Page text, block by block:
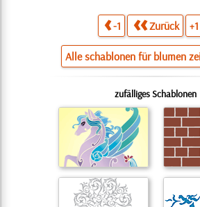
-1 Zurück +1
Alle schablonen für blumen
zufälliges Schablonen